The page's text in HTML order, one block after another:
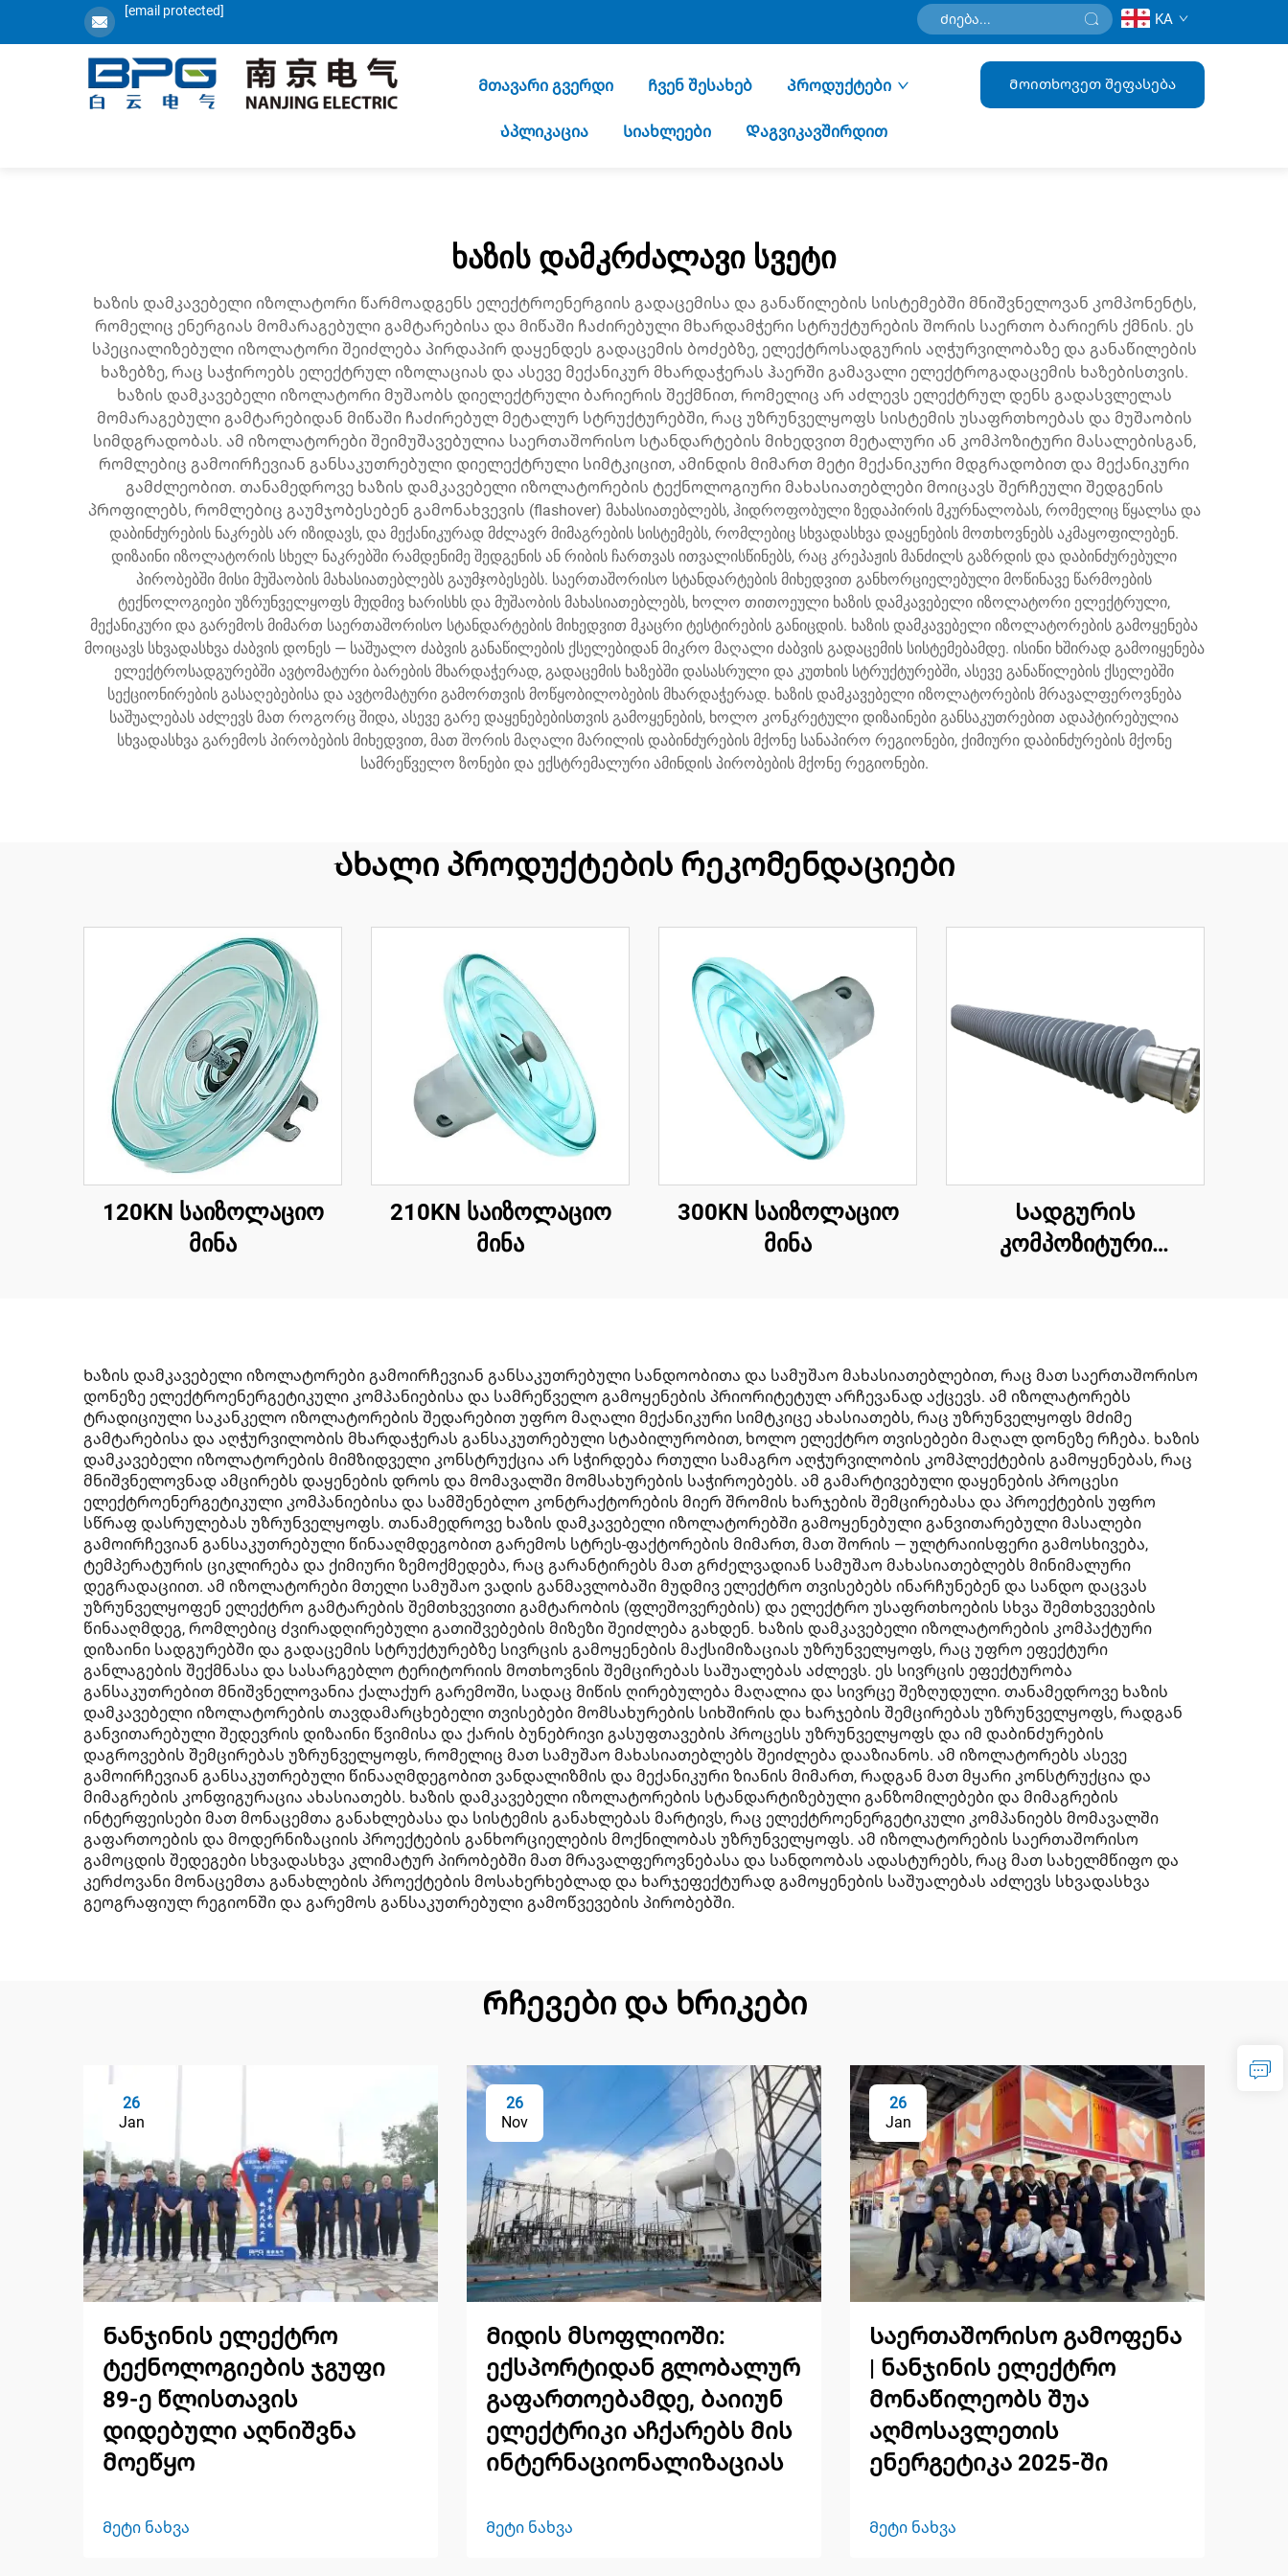
[email protected] KA
Მთავარი გვერდი Ჩვენ შესახებ Პროდუქტები
Აპლიკაცია Სიახლეები Დაგვიკავშირდით
Მოითხოვეთ შეფასება
ხაზის დამკრძალავი სვეტი
Ხაზის დამკავებელი იზოლატორი წარმოადგენს ელექტროენერგიის გადაცემისა და განაწილების სისტემებში მნიშვნელოვან კომპონენტს,
რომელიც ენერგიას მომარაგებული გამტარებისა და მიწაში ჩაძირებული მხარდამჭერი სტრუქტურების შორის საერთო ბარიერს ქმნის. ეს
სპეციალიზებული იზოლატორი შეიძლება პირდაპირ დაყენდეს გადაცემის ბოძებზე, ელექტროსადგურის აღჭურვილობაზე და განაწილების
ხაზებზე, რაც საჭიროებს ელექტრულ იზოლაციას და ასევე მექანიკურ მხარდაჭერას ჰაერში გამავალი ელექტროგადაცემის ხაზებისთვის.
ხაზის დამკავებელი იზოლატორი მუშაობს დიელექტრული ბარიერის შექმნით, რომელიც არ აძლევს ელექტრულ დენს გადასვლელას
მომარაგებული გამტარებიდან მიწაში ჩაძირებულ მეტალურ სტრუქტურებში, რაც უზრუნველყოფს სისტემის უსაფრთხოებას და მუშაობის
სიმდგრადობას. ამ იზოლატორები შეიმუშავებულია საერთაშორისო სტანდარტების მიხედვით მეტალური ან კომპოზიტური მასალებისგან,
რომლებიც გამოირჩევიან განსაკუთრებული დიელექტრული სიმტკიცით, ამინდის მიმართ მეტი მექანიკური მდგრადობით და მექანიკური
გამძლეობით. თანამედროვე ხაზის დამკავებელი იზოლატორების ტექნოლოგიური მახასიათებლები მოიცავს შერჩეული შედგენის
პროფილებს, რომლებიც გაუმჯობესებენ გამონახვევის (flashover) მახასიათებლებს, ჰიდროფობული ზედაპირის მკურნალობას, რომელიც წყალსა და
დაბინძურების ნაკრებს არ იზიდავს, და მექანიკურად მძლავრ მიმაგრების სისტემებს, რომლებიც სხვადასხვა დაყენების მოთხოვნებს აკმაყოფილებენ.
დიზაინი იზოლატორის სხელ ნაკრებში რამდენიმე შედგენის ან რიბის ჩართვას ითვალისწინებს, რაც კრეპაჟის მანძილს გაზრდის და დაბინძურებული
პირობებში მისი მუშაობის მახასიათებლებს გაუმჯობესებს. საერთაშორისო სტანდარტების მიხედვით განხორციელებული მოწინავე წარმოების
ტექნოლოგიები უზრუნველყოფს მუდმივ ხარისხს და მუშაობის მახასიათებლებს, ხოლო თითოეული ხაზის დამკავებელი იზოლატორი ელექტრული,
მექანიკური და გარემოს მიმართ საერთაშორისო სტანდარტების მიხედვით მკაცრი ტესტირების განიცდის. ხაზის დამკავებელი იზოლატორების გამოყენება
მოიცავს სხვადასხვა ძაბვის დონეს — საშუალო ძაბვის განაწილების ქსელებიდან მიკრო მაღალი ძაბვის გადაცემის სისტემებამდე. ისინი ხშირად გამოიყენება
ელექტროსადგურებში ავტომატური ბარების მხარდაჭერად, გადაცემის ხაზებში დასასრული და კუთხის სტრუქტურებში, ასევე განაწილების ქსელებში
სექციონირების გასაღებებისა და ავტომატური გამორთვის მოწყობილობების მხარდაჭერად. ხაზის დამკავებელი იზოლატორების მრავალფეროვნება
საშუალებას აძლევს მათ როგორც შიდა, ასევე გარე დაყენებებისთვის გამოყენების, ხოლო კონკრეტული დიზაინები განსაკუთრებით ადაპტირებულია
სხვადასხვა გარემოს პირობების მიხედვით, მათ შორის მაღალი მარილის დაბინძურების მქონე სანაპირო რეგიონები, ქიმიური დაბინძურების მქონე
სამრეწველო ზონები და ექსტრემალური ამინდის პირობების მქონე რეგიონები.
Ახალი პროდუქტების რეკომენდაციები
120KN საიზოლაციო
მინა
210KN საიზოლაციო
მინა
300KN საიზოლაციო
მინა
Სადგურის
კომპოზიტური
Ხაზის დამკავებელი იზოლატორები გამოირჩევიან განსაკუთრებული სანდოობითა და სამუშაო მახასიათებლებით, რაც მათ საერთაშორისო
დონეზე ელექტროენერგეტიკული კომპანიებისა და სამრეწველო გამოყენების პრიორიტეტულ არჩევანად აქცევს. ამ იზოლატორებს
ტრადიციული საკანკელო იზოლატორების შედარებით უფრო მაღალი მექანიკური სიმტკიცე ახასიათებს, რაც უზრუნველყოფს მძიმე
გამტარებისა და აღჭურვილობის მხარდაჭერას განსაკუთრებული სტაბილურობით, ხოლო ელექტრო თვისებები მაღალ დონეზე რჩება. ხაზის
დამკავებელი იზოლატორების მიმზიდველი კონსტრუქცია არ სჭირდება რთული სამაგრო აღჭურვილობის კომპლექტების გამოყენებას, რაც
მნიშვნელოვნად ამცირებს დაყენების დროს და მომავალში მომსახურების საჭიროებებს. ამ გამარტივებული დაყენების პროცესი
ელექტროენერგეტიკული კომპანიებისა და სამშენებლო კონტრაქტორების მიერ შრომის ხარჯების შემცირებასა და პროექტების უფრო
სწრაფ დასრულებას უზრუნველყოფს. თანამედროვე ხაზის დამკავებელი იზოლატორებში გამოყენებული განვითარებული მასალები
გამოირჩევიან განსაკუთრებული წინააღმდეგობით გარემოს სტრეს-ფაქტორების მიმართ, მათ შორის — ულტრაიისფერი გამოსხივება,
ტემპერატურის ციკლირება და ქიმიური ზემოქმედება, რაც გარანტირებს მათ გრძელვადიან სამუშაო მახასიათებლებს მინიმალური
დეგრადაციით. ამ იზოლატორები მთელი სამუშაო ვადის განმავლობაში მუდმივ ელექტრო თვისებებს ინარჩუნებენ და სანდო დაცვას
უზრუნველყოფენ ელექტრო გამტარების შემთხვევითი გამტარობის (ფლეშოვერების) და ელექტრო უსაფრთხოების სხვა შემთხვევების
წინააღმდეგ, რომლებიც ძვირადღირებული გათიშვებების მიზეზი შეიძლება გახდენ. ხაზის დამკავებელი იზოლატორების კომპაქტური
დიზაინი სადგურებში და გადაცემის სტრუქტურებზე სივრცის გამოყენების მაქსიმიზაციას უზრუნველყოფს, რაც უფრო ეფექტური
განლაგების შექმნასა და სასარგებლო ტერიტორიის მოთხოვნის შემცირებას საშუალებას აძლევს. ეს სივრცის ეფექტურობა
განსაკუთრებით მნიშვნელოვანია ქალაქურ გარემოში, სადაც მიწის ღირებულება მაღალია და სივრცე შეზღუდული. თანამედროვე ხაზის
დამკავებელი იზოლატორების თავდამარცხებელი თვისებები მომსახურების სიხშირის და ხარჯების შემცირებას უზრუნველყოფს, რადგან
განვითარებული შედევრის დიზაინი წვიმისა და ქარის ბუნებრივი გასუფთავების პროცესს უზრუნველყოფს და იმ დაბინძურების
დაგროვების შემცირებას უზრუნველყოფს, რომელიც მათ სამუშაო მახასიათებლებს შეიძლება დააზიანოს. ამ იზოლატორებს ასევე
გამოირჩევიან განსაკუთრებული წინააღმდეგობით ვანდალიზმის და მექანიკური ზიანის მიმართ, რადგან მათ მყარი კონსტრუქცია და
მიმაგრების კონფიგურაცია ახასიათებს. ხაზის დამკავებელი იზოლატორების სტანდარტიზებული განზომილებები და მიმაგრების
ინტერფეისები მათ მონაცემთა განახლებასა და სისტემის განახლებას მარტივს, რაც ელექტროენერგეტიკული კომპანიებს მომავალში
გაფართოების და მოდერნიზაციის პროექტების განხორციელების მოქნილობას უზრუნველყოფს. ამ იზოლატორების საერთაშორისო
გამოცდის შედეგები სხვადასხვა კლიმატურ პირობებში მათ მრავალფეროვნებასა და სანდოობას ადასტურებს, რაც მათ სახელმწიფო და
კერძოვანი მონაცემთა განახლების პროექტების მოსახერხებლად და ხარჯეფექტურად გამოყენების საშუალებას აძლევს სხვადასხვა
გეოგრაფიულ რეგიონში და გარემოს განსაკუთრებული გამოწვევების პირობებში.
Რჩევები და ხრიკები
26
Jan
Ნანჯინის ელექტრო
ტექნოლოგიების ჯგუფი
89-ე წლისთავის
დიდებული აღნიშვნა
მოეწყო
Მეტი ნახვა
26
Nov
Მიდის მსოფლიოში:
ექსპორტიდან გლობალურ
გაფართოებამდე, ბაიიუნ
ელექტრიკი აჩქარებს მის
ინტერნაციონალიზაციას
Მეტი ნახვა
26
Jan
Საერთაშორისო გამოფენა
| ნანჯინის ელექტრო
მონაწილეობს შუა
აღმოსავლეთის
ენერგეტიკა 2025-ში
Მეტი ნახვა